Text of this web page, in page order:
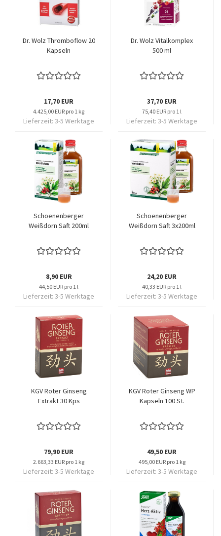
Dr. Wolz Thromboflow 20
Kapseln
17,70 EUR
4.425,00 EUR pro 1 kg
Lieferzeit: 3-5 Werktage
Dr. Wolz Vitalkomplex
500 ml
37,70 EUR
75,40 EUR pro 1 l
Lieferzeit: 3-5 Werktage
Schoenenberger
Weißdorn Saft 200ml
8,90 EUR
44,50 EUR pro 1 l
Lieferzeit: 3-5 Werktage
Schoenenberger
Weißdorn Saft 3x200ml
24,20 EUR
40,33 EUR pro 1 l
Lieferzeit: 3-5 Werktage
KGV Roter Ginseng
Extrakt 30 Kps
79,90 EUR
2.663,33 EUR pro 1 kg
Lieferzeit: 3-5 Werktage
KGV Roter Ginseng WP
Kapseln 100 St.
49,50 EUR
495,00 EUR pro 1 kg
Lieferzeit: 3-5 Werktage